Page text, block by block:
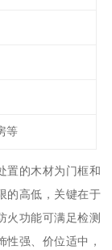
等
置的木材为门框和
的高低，关键在于
火功能可满足检测
强、价位适中，